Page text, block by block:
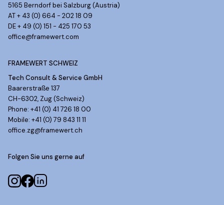
5165 Berndorf bei Salzburg (Austria)
AT + 43 (0) 664 - 202 18 09
DE + 49 (0) 151 - 425 170 53
office@framewert.com
FRAMEWERT SCHWEIZ
Tech Consult & Service GmbH
Baarerstraße 137
CH-6302, Zug (Schweiz)
Phone: +41 (0) 41 726 18 00
Mobile: +41 (0) 79 843 11 11
office.zg@framewert.ch
Folgen Sie uns gerne auf